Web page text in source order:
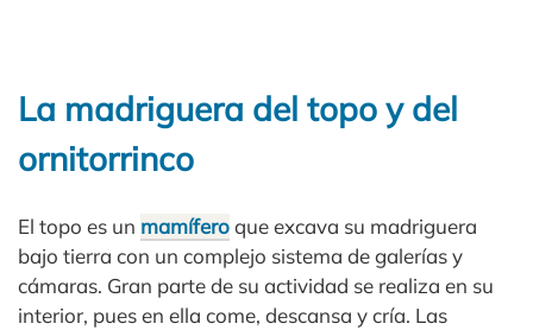
La madriguera del topo y del
ornitorrinco
El topo es un mamíferoque excava su madriguera
bajo tierra con un complejo sistema de galerías y
cámaras. Gran parte de su actividad se realiza en su
interior, pues en ella come, descansa y cría. Las